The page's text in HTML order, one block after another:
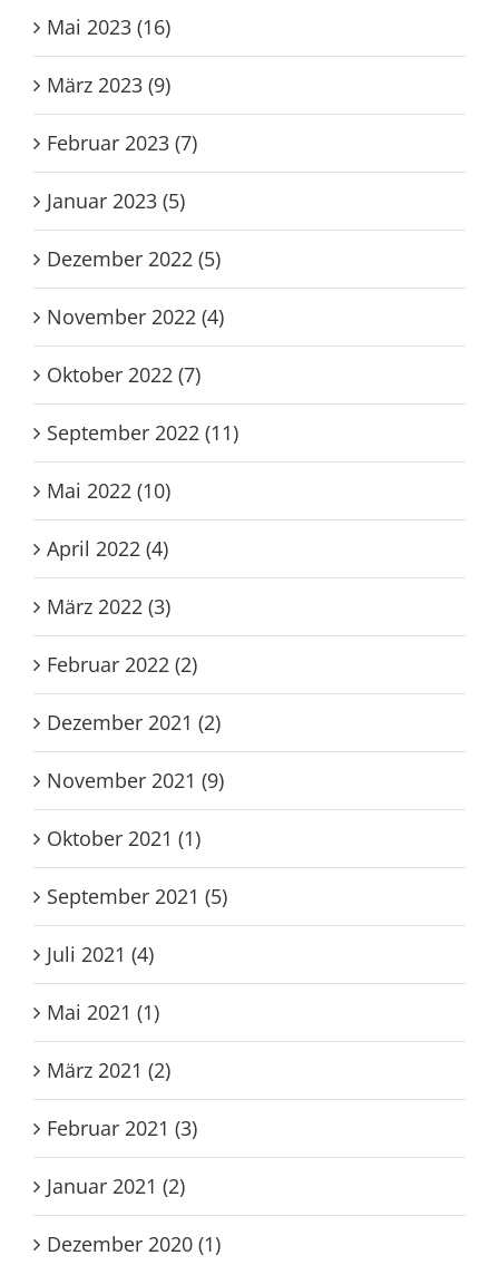
Mai 2023 (16)
März 2023 (9)
Februar 2023 (7)
Januar 2023 (5)
Dezember 2022 (5)
November 2022 (4)
Oktober 2022 (7)
September 2022 (11)
Mai 2022 (10)
April 2022 (4)
März 2022 (3)
Februar 2022 (2)
Dezember 2021 (2)
November 2021 (9)
Oktober 2021 (1)
September 2021 (5)
Juli 2021 (4)
Mai 2021 (1)
März 2021 (2)
Februar 2021 (3)
Januar 2021 (2)
Dezember 2020 (1)